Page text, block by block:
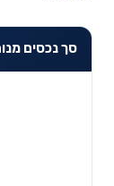
סך נכסים